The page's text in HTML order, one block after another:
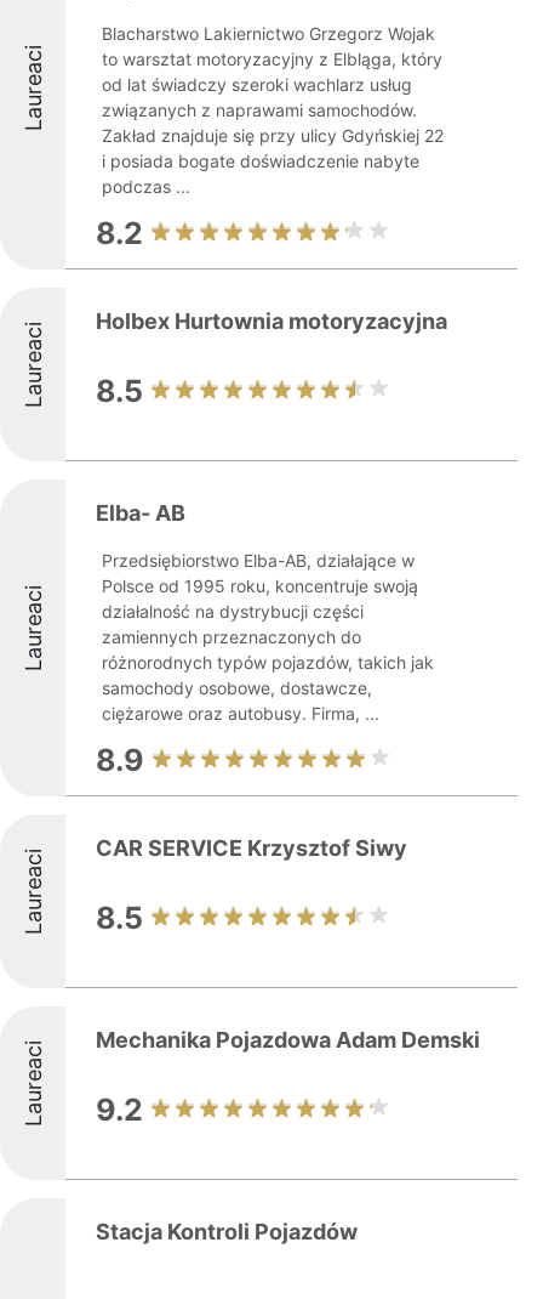
Laureaci
Blacharstwo Lakiernictwo Grzegorz Wojak
to warsztat motoryzacyjny z Elbląga, który
od lat świadczy szeroki wachlarz usług
związanych z naprawami samochodów.
Zakład znajduje się przy ulicy Gdyńskiej 22
i posiada bogate doświadczenie nabyte
podczas ...
8.2
Laureaci Holbex Hurtownia motoryzacyjna
8.5
Laureaci
Elba- AB
Przedsiębiorstwo Elba-AB, działające w
Polsce od 1995 roku, koncentruje swoją
działalność na dystrybucji części
zamiennych przeznaczonych do
różnorodnych typów pojazdów, takich jak
samochody osobowe, dostawcze,
ciężarowe oraz autobusy. Firma, ...
8.9
Laureaci CAR SERVICE Krzysztof Siwy
8.5
Laureaci Mechanika Pojazdowa Adam Demski
9.2
Stacja Kontroli Pojazdów